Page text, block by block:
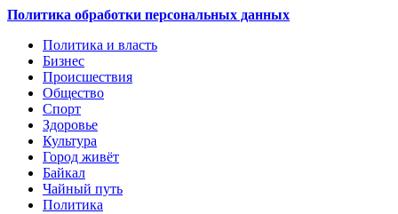
Политика обработки персональных данных
Политика и власть
Бизнес
Происшествия
Общество
Cпорт
Здоровье
Культура
Город живёт
Байкал
Чайный путь
Политика